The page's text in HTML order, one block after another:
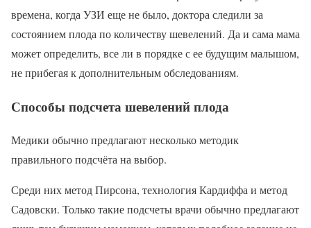
времена, когда УЗИ еще не было, доктора следили за
состоянием плода по количеству шевелений. Да и сама мама
может определить, все ли в порядке с ее будущим малышом,
не прибегая к дополнительным обследованиям.
Способы подсчета шевелений плода
Медики обычно предлагают несколько методик
правильного подсчёта на выбор.
Среди них метод Пирсона, технология Кардиффа и метод
Садовски. Только такие подсчеты врачи обычно предлагают